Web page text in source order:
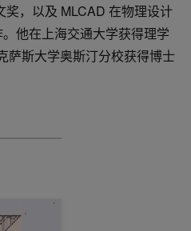
奖，以及 MLCAD 在物理设计
他在上海交通大学获得理学
萨斯大学奥斯汀分校获得博士